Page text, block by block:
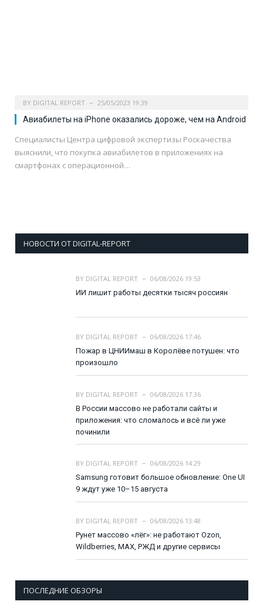
BY DIGITAL REPORT 25/05/2023 19:39
Авиабилеты на iPhone оказались дороже, чем на Android
Специалисты Центра цифровой экспертизы Роскачества
выяснили, что покупка авиабилетов в приложениях на
смартфонах с операционной…
НОВОСТИ ОТ DIGITAL-REPORT
BY DIGITAL REPORT
06/08/2026 19:53
ИИ лишит работы десятки тысяч россиян
BY DIGITAL REPORT
06/08/2026 17:46
Пожар в ЦНИИмаш в Королёве потушен: что
произошло
BY DIGITAL REPORT
06/08/2026 17:36
В России массово не работали сайты и
приложения: что сломалось и всё ли уже
починили
BY DIGITAL REPORT
06/08/2026 14:29
Samsung готовит большое обновление: One UI
9 ждут уже 10–15 августа
BY DIGITAL REPORT
06/08/2026 13:48
Рунет массово «лёг»: не работают Ozon,
Wildberries, MAX, РЖД и другие сервисы
ПОСЛЕДНИЕ ОБЗОРЫ